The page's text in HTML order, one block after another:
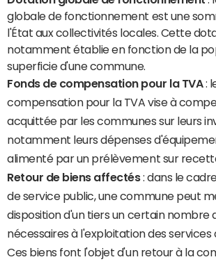
globale de fonctionnement est une
l'État aux collectivités locales. Cette
notamment établie en fonction de la
superficie d'une commune.
Fonds de compensation pour la TVA:
compensation pour la TVA vise à
acquittée par les communes sur leurs
notamment leurs dépenses
alimenté par un prélèvement sur
Retour de biens affectés: dans le
de service public, une commune peut
disposition d'un tiers un certain nombre
nécessaires à l'exploitation des services
Ces biens font l'objet d'un retour à la